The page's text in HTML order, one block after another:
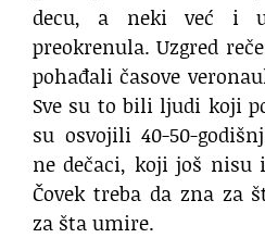
decu, a neki već i
preokrenula. Uzgred
pohađali časove
Sve su to bili ljudi koji
su osvojili 40-50-
ne dečaci, koji još nisu
Čovek treba da zna za
za šta umire.